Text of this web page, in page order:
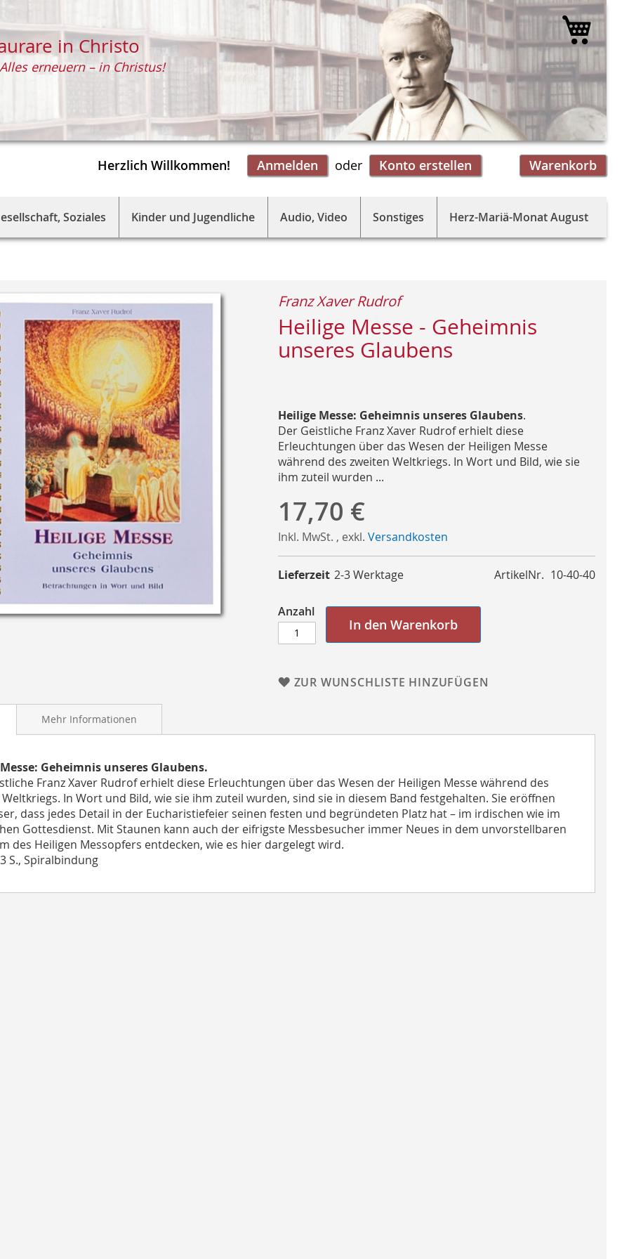
Herzlich Willkommen! Anmelden Warenkorb
Konto erstellen
in Christo
Alles erneuern – in Christus!
Mein
Soziales Kinder und Jugendliche Audio, Video Sonstiges Herz-Mariä-Monat August
Heilige Messe - Geheimnis
unseres Glaubens
Franz Xaver Rudrof
Heilige Messe: Geheimnis unseres Glaubens.
Der Geistliche Franz Xaver Rudrof erhielt diese
Erleuchtungen über das Wesen der Heiligen Messe
während des zweiten Weltkriegs. In Wort und Bild, wie sie
ihm zuteil wurden ...
17,70 €
Inkl. MwSt. , exkl. Versandkosten
ArtikelNr. 10-40-40
Lieferzeit 2-3 Werktage
Anzahl
In den Warenkorb
ZUR WUNSCHLISTE HINZUFÜGEN
Geheimnis unseres Glaubens.
Franz Xaver Rudrof erhielt diese Erleuchtungen über das Wesen der Heiligen Messe während des
In Wort und Bild, wie sie ihm zuteil wurden, sind sie in diesem Band festgehalten. Sie eröffnen
dass jedes Detail in der Eucharistiefeier seinen festen und begründeten Platz hat – im irdischen wie im
Gottesdienst. Mit Staunen kann auch der eifrigste Messbesucher immer Neues in dem unvorstellbaren
des Heiligen Messopfers entdecken, wie es hier dargelegt wird.
S., Spiralbindung
Mehr Informationen